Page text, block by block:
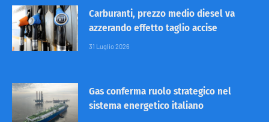
Carburanti, prezzo medio diesel va
azzerando effetto taglio accise
31 Luglio 2026
Gas conferma ruolo strategico nel
sistema energetico italiano